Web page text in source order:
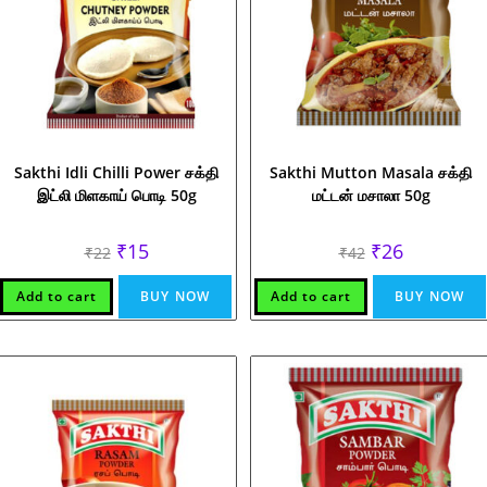
Sakthi Idli Chilli Power சக்தி
இட்லி மிளகாய் பொடி 50g
₹22 Original
price
was:
₹22.
₹15Current
price
is:
₹15.
Add to cart BUY NOW
Sakthi Mutton Masala சக்தி
மட்டன் மசாலா 50g
₹42 Original
price
was:
₹42.
₹26Current
price
is:
₹26.
Add to cart BUY NOW